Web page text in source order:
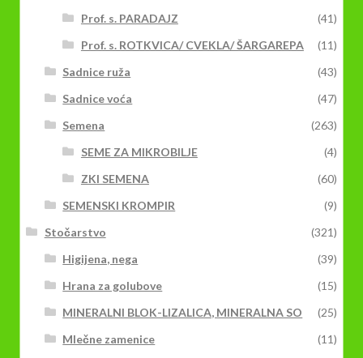
Prof. s. PARADAJZ
(41)
Prof. s. ROTKVICA/ CVEKLA/ ŠARGAREPA
(11)
Sadnice ruža
(43)
Sadnice voća
(47)
Semena
(263)
SEME ZA MIKROBILJE
(4)
ZKI SEMENA
(60)
SEMENSKI KROMPIR
(9)
Stočarstvo
(321)
Higijena, nega
(39)
Hrana za golubove
(15)
MINERALNI BLOK-LIZALICA, MINERALNA SO
(25)
Mlečne zamenice
(11)